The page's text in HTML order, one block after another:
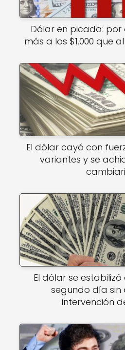
Dólar en picada: por
más a los $1.000 que
El dólar cayó con
variantes y se
El dólar se estabilizó
segundo día sin
intervención